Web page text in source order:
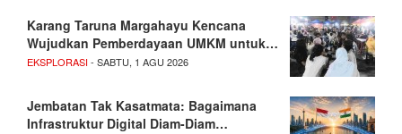
Karang Taruna Margahayu Kencana
Wujudkan Pemberdayaan UMKM untuk…
EKSPLORASI- SABTU, 1 AGU 2026
Jembatan Tak Kasatmata: Bagaimana
Infrastruktur Digital Diam-Diam…